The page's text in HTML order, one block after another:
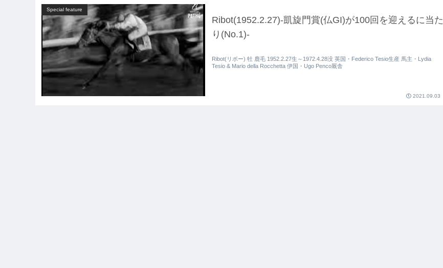
Special feature
Ribot(1952.2.27)-凱旋門賞(仏GI)が100回を迎えるに当た
り(No.1)-
Ribot(リボー) 牡 鹿毛 1952.2.27生～1972.4.28没 英国・Federico Tesio生産 馬主・Lydia
Tesio & Mario della Rocchetta 伊国・Ugo Penco厩舎
2021.09.03